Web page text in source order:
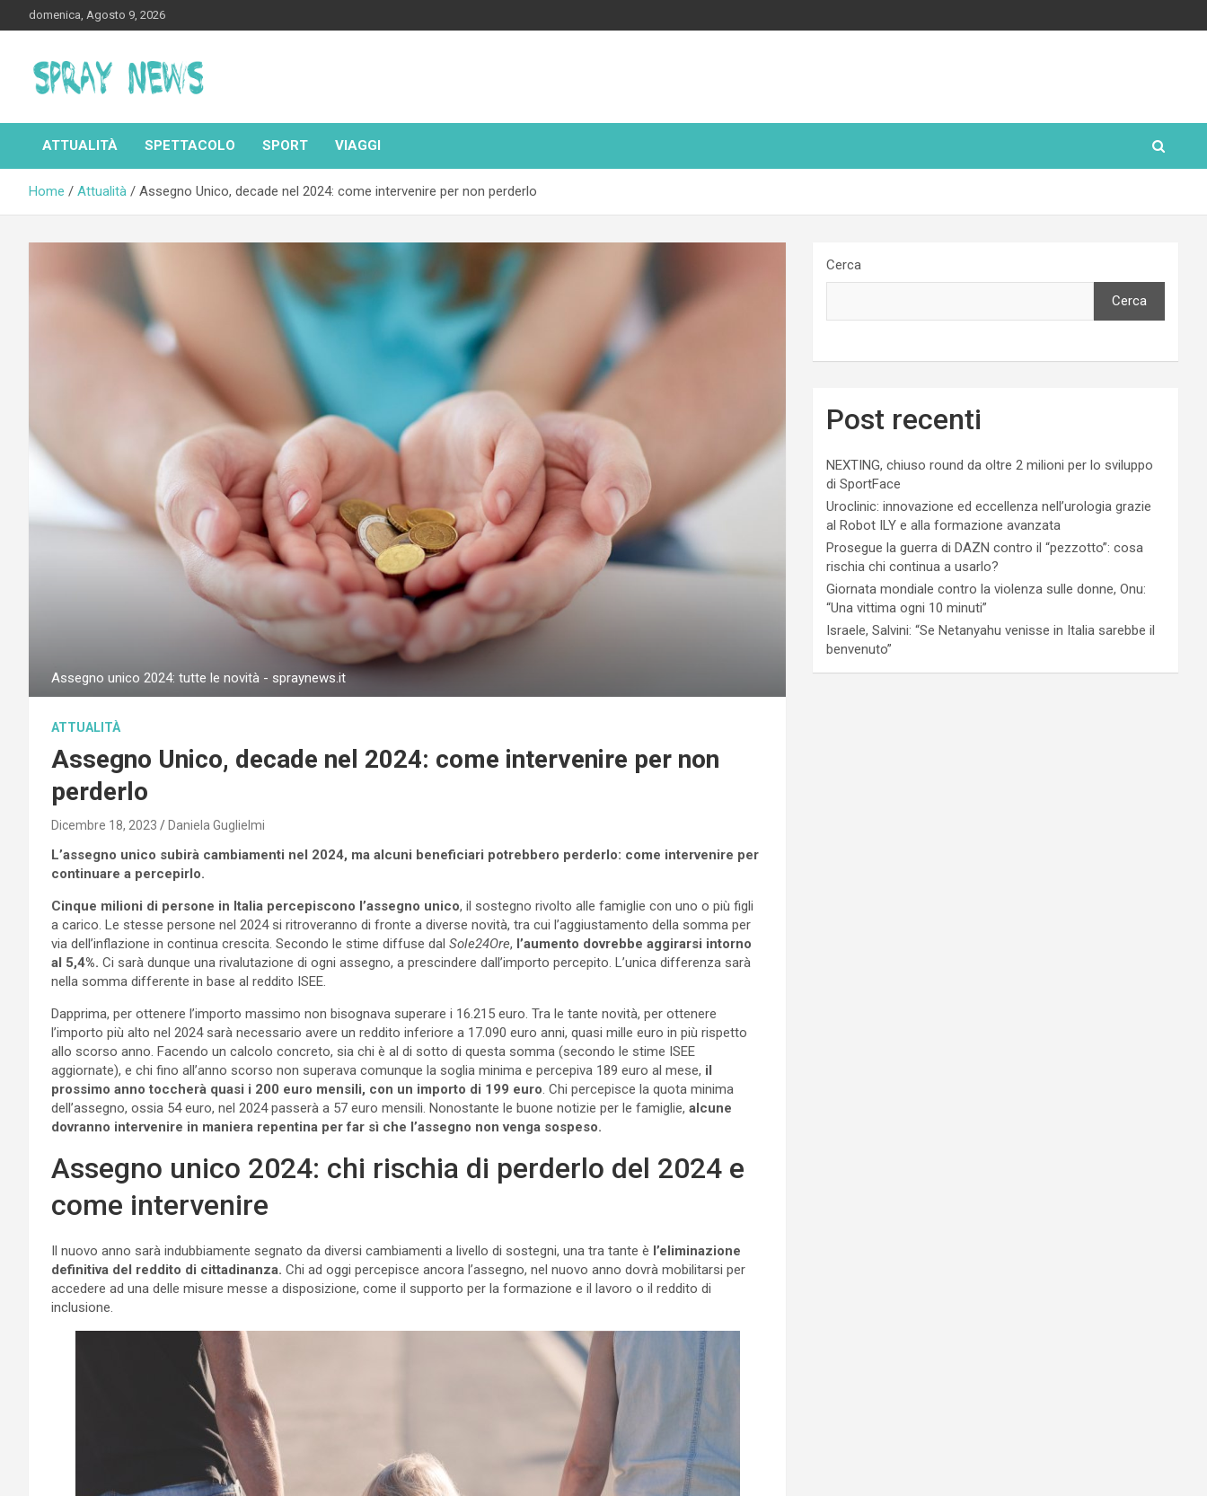
to
domenica, Agosto 9, 2026
Spraynews.it
ATTUALITÀ SPETTACOLO SPORT VIAGGI
Home Attualità Assegno Unico, decade nel 2024: come intervenire per non perderlo
Assegno unico 2024: tutte le novità - spraynews.it
ATTUALITÀ
Assegno Unico, decade nel 2024: come intervenire per non
perderlo
Dicembre 18, 2023 Daniela Guglielmi
L’assegno unico subirà cambiamenti nel 2024, ma alcuni beneficiari potrebbero perderlo: come intervenire per
continuare a percepirlo.
Cinque milioni di persone in Italia percepiscono l’assegno unico, il sostegno rivolto alle famiglie con uno o più figli
a carico. Le stesse persone nel 2024 si ritroveranno di fronte a diverse novità, tra cui l’aggiustamento della somma per
via dell’inflazione in continua crescita. Secondo le stime diffuse dal Sole24Ore, l’aumento dovrebbe aggirarsi intorno
al 5,4%. Ci sarà dunque una rivalutazione di ogni assegno, a prescindere dall’importo percepito. L’unica differenza sarà
nella somma differente in base al reddito ISEE.
Dapprima, per ottenere l’importo massimo non bisognava superare i 16.215 euro. Tra le tante novità, per ottenere
l’importo più alto nel 2024 sarà necessario avere un reddito inferiore a 17.090 euro anni, quasi mille euro in più rispetto
allo scorso anno. Facendo un calcolo concreto, sia chi è al di sotto di questa somma (secondo le stime ISEE
aggiornate), e chi fino all’anno scorso non superava comunque la soglia minima e percepiva 189 euro al mese, il
prossimo anno toccherà quasi i 200 euro mensili, con un importo di 199 euro . Chi percepisce la quota minima
dell’assegno, ossia 54 euro, nel 2024 passerà a 57 euro mensili. Nonostante le buone notizie per le famiglie, alcune
dovranno intervenire in maniera repentina per far sì che l’assegno non venga sospeso.
Assegno unico 2024: chi rischia di perderlo del 2024 e
come intervenire
Il nuovo anno sarà indubbiamente segnato da diversi cambiamenti a livello di sostegni, una tra tante è l’eliminazione
definitiva del reddito di cittadinanza. Chi ad oggi percepisce ancora l’assegno, nel nuovo anno dovrà mobilitarsi per
accedere ad una delle misure messe a disposizione, come il supporto per la formazione e il lavoro o il reddito di
inclusione.
Cerca
Cerca
Post recenti
NEXTING, chiuso round da oltre 2 milioni per lo sviluppo
di SportFace
Uroclinic: innovazione ed eccellenza nell’urologia grazie
al Robot ILY e alla formazione avanzata
Prosegue la guerra di DAZN contro il “pezzotto”: cosa
rischia chi continua a usarlo?
Giornata mondiale contro la violenza sulle donne, Onu:
“Una vittima ogni 10 minuti”
Israele, Salvini: “Se Netanyahu venisse in Italia sarebbe il
benvenuto”